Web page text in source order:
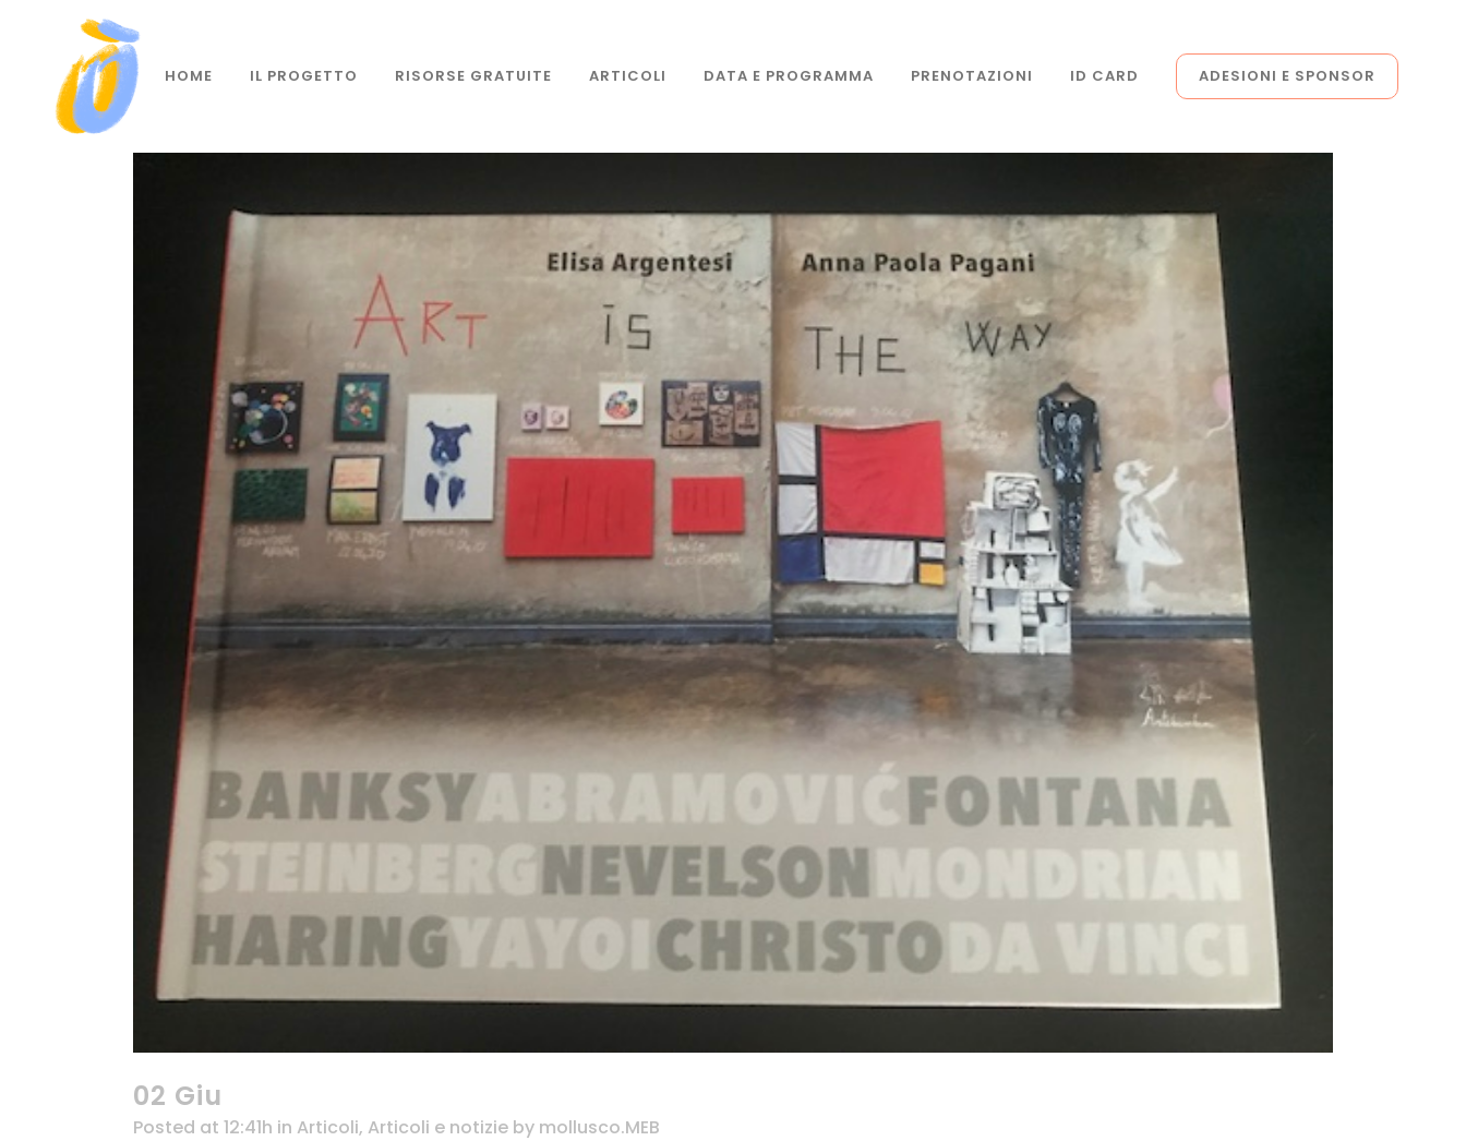
HOME IL PROGETTO RISORSE GRATUITE ARTICOLI DATA E PROGRAMMA PRENOTAZIONI ID CARD ADESIONI E SPONSOR
02 Giu
Posted at 12:41h in Articoli, Articoli e notizie by mollusco.MEB